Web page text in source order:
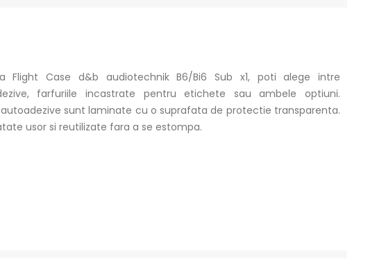
Flight Case d&b audiotechnik B6/Bi6 Sub x1, poti alege intre
farfuriile incastrate pentru etichete sau ambele optiuni.
sunt laminate cu o suprafata de protectie transparenta.
usor si reutilizate fara a se estompa.